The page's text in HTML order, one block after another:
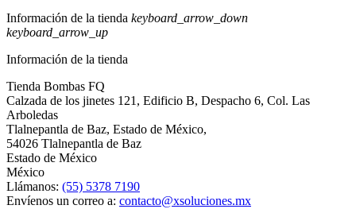
Información de la tienda keyboard_arrow_down
keyboard_arrow_up
Información de la tienda
Tienda Bombas FQ
Calzada de los jinetes 121, Edificio B, Despacho 6, Col. Las
Arboledas
Tlalnepantla de Baz, Estado de México,
54026 Tlalnepantla de Baz
Estado de México
México
Llámanos: (55) 5378 7190
Envíenos un correo a: contacto@xsoluciones.mx